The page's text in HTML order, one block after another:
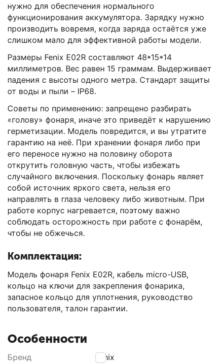
нужно для обеспечения нормального
функционирования аккумулятора. Зарядку нужно
производить вовремя, когда заряда остаётся уже
слишком мало для эффективной работы модели.
Размеры Fenix E02R составляют 48*15*14
миллиметров. Вес равен 15 граммам. Выдерживает
падения с высоты одного метра. Стандарт защиты
от воды и пыли – IP68.
Советы по применению: запрещено разбирать
«голову» фонаря, иначе это приведёт к нарушению
герметизации. Модель повредится, и вы утратите
гарантию на неё. При хранении фонаря либо при
его переносе нужно на половину оборота
открутить головную часть, чтобы избежать
случайного включения. Поскольку фонарь являет
собой источник яркого света, нельзя его
направлять в глаза человеку либо животным. При
работе корпус нагревается, поэтому важно
соблюдать осторожность при работе с фонарём,
чтобы не обжечься.
Комплектация:
Модель фонаря Fenix E02R, кабель micro-USB,
кольцо на ключи для закрепления фонарика,
запасное кольцо для уплотнения, руководство
пользователя, талон гарантии.
Особенности
Бренд
Fenix